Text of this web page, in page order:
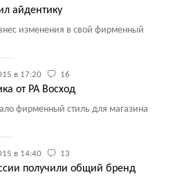
айдентику
изменения в свой фирменный
в 17:20 16
от РА Восход
фирменный стиль для магазина
в 14:40 13
получили общий бренд